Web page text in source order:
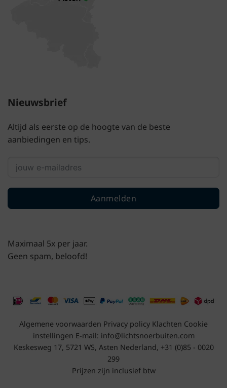
Nieuwsbrief
Altijd als eerste op de hoogte van de beste
aanbiedingen en tips.
Aanmelden
Maximaal 5x per jaar.
Geen spam, beloofd!
Algemene voorwaarden Privacy policy Klachten Cookie
instellingen E-mail: info@lichtsnoerbuiten.com
Keskesweg 17, 5721 WS, Asten Nederland, +31 (0)85 - 0020
299
Prijzen zijn inclusief btw